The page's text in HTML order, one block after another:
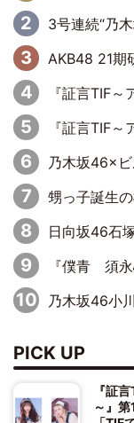
3号連続“乃木坂46祭り” ラス
AKB48 21期
『証言TIF～アイドル戦国時代とはなんだったの
『証言TIF～アイドル戦国時代とはなんだっ
乃木坂46×ビルディバ
甥っ子誕生の松田好花、京
日向坂46石塚瑶季、東京ドームで“
『僕青 須永心海のソ
乃木坂46小川彩、高
PICK UP
『証
～』